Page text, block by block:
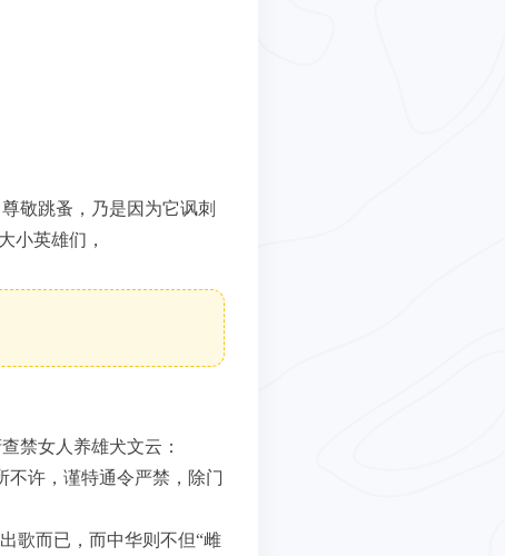
敬跳蚤，乃是因为它讽刺
小英雄们，
禁女人养雄犬文云：
许，谨特通令严禁，除门
歌而已，而中华则不但“雌